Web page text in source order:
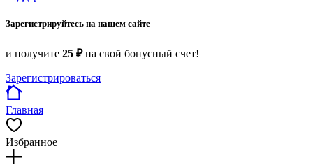
Зарегистрируйтесь на нашем сайте
и получите 25 ₽на свой бонусный счет!
Зарегистрироваться
Главная
Избранное